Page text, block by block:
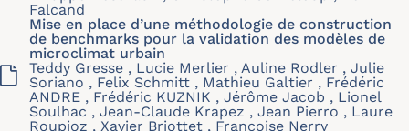
Falcand
Mise en place d’une méthodologie de construction
de benchmarks pour la validation des modèles de
microclimat urbain
Teddy Gresse , Lucie Merlier , Auline Rodler , Julie
Soriano , Felix Schmitt , Mathieu Galtier , Frédéric
ANDRE , Frédéric KUZNIK , Jérôme Jacob , Lionel
Soulhac , Jean-Claude Krapez , Jean Pierro , Laure
Roupioz , Xavier Briottet , Françoise Nerry